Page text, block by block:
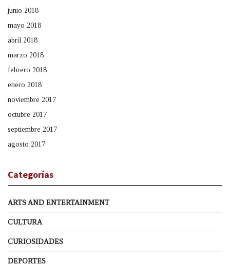
junio 2018
mayo 2018
abril 2018
marzo 2018
febrero 2018
enero 2018
noviembre 2017
octubre 2017
septiembre 2017
agosto 2017
Categorías
ARTS AND ENTERTAINMENT
CULTURA
CURIOSIDADES
DEPORTES